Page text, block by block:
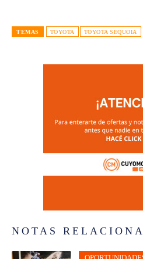
TEMAS TOYOTA TOYOTA SEQUOIA
NOTAS